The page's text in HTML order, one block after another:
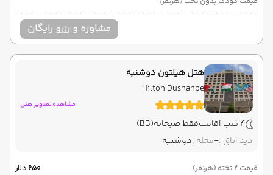
مشاوره و رزرو رایگان
هتل هیلتون دوشنبه
Hilton Dushanbe
مشاهده تصاویر هتل
4 شب اقامت فقط صبحانه(BB)
دید اتاق :-محله :دوشنبه
قیمت 2 تخته (هرنفر)
۶۵۰ دلار